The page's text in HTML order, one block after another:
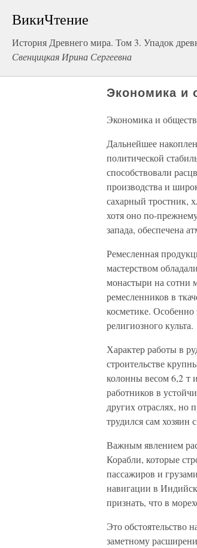
ВикиЧтение
История Древнего мира. Том 3. Упадок
Свенцицкая Ирина Сергеевна
Экономика и
Экономика и
Дальнейшее
политической
способствовали
производства и
сахарный тростник,
хотя оно по-
запада, обеспечена
Ремесленная
мастерством
монастыри на сотни
ремесленников в
косметике.
религиозного культа.
Характер работы в
строительстве
колонны весом 6,2 т
работников в
других отраслях, но
трудился сам хозяин
Важным явлением
Корабли, которые
пассажиров и
навигации в
признать, что в
Это обстоятельство
заметному